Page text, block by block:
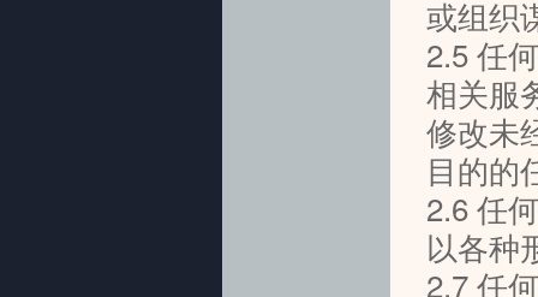
或组织
2.5 任
相关服
修改未
目的的
2.6 任
以各种
2.7 任